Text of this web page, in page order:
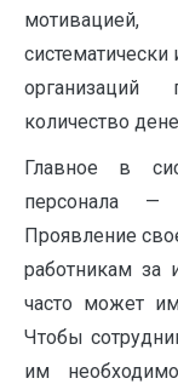
организаций
количество
Главное в
персонала —
Проявление
работникам за
часто может
Чтобы
им